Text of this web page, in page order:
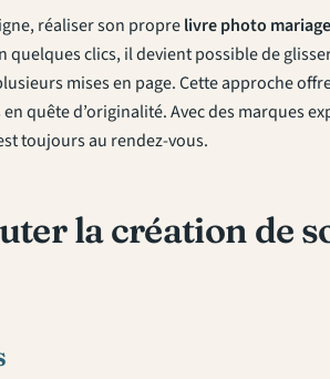
réaliser son proprelivre photo mariage
clics, il devient possible de
mises en page. Cette approche
quête d’originalité. Avec des marques
toujours au rendez-vous.
la création de